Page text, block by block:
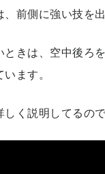
前側に強い技を
きは、空中後ろ
ます。
く説明してるの